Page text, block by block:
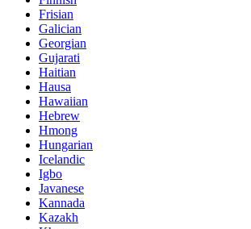
Frisian
Galician
Georgian
Gujarati
Haitian
Hausa
Hawaiian
Hebrew
Hmong
Hungarian
Icelandic
Igbo
Javanese
Kannada
Kazakh